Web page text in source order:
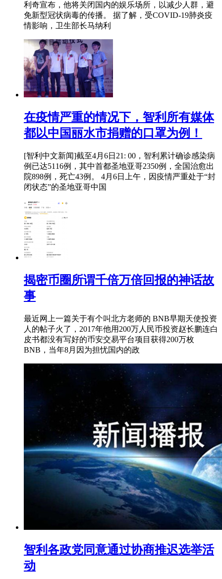
利奇宣布，他将关闭国内的娱乐场所，以减少人群，避
免新型冠状病毒的传播。 据了解，受COVID-19肺炎疫
情影响，卫生部长马纳利
在疫情严重的情况下，智利所有媒体
都以中国丽水市捐赠的口罩为例！
[智利中文新闻]截至4月6日21: 00，智利累计确诊感染病
例已达5116例，其中首都圣地亚哥2350例，全国治愈出
院898例，死亡43例。 4月6日上午，因疫情严重处于“封
闭状态”的圣地亚哥中国
揭密币圈所谓千倍万倍回报的神话故
事
最近网上一篇关于有个叫北方老师的 BNB早期天使投资
人的帖子火了，2017年他用200万人民币投资赵长鹏连白
皮书都没有写好的币安交易平台项目获得200万枚
BNB，当年8月因为担忧国内的政
智利各政党同意通过协商推迟选举活
动